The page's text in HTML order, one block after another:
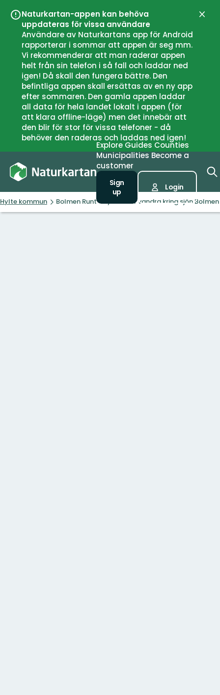
Naturkartan-appen kan behöva
uppdateras för vissa användare
Användare av Naturkartans app för Android
rapporterar i sommar att appen är seg mm.
Vi rekommenderar att man raderar appen
helt från sin telefon i så fall och laddar ned
igen! Då skall den fungera bättre. Den
befintliga appen skall ersättas av en ny app
efter sommaren. Den gamla appen laddar
all data för hela landet lokalt i appen (för
att klara offline-läge) men det innebär att
den blir för stor för vissa telefoner - då
behöver den raderas och laddas ned igen!
Close
Explore Guides Counties
Municipalities Become a
customer
Sign
up
Login
Hylte kommun Bolmen Runt - cykla eller vandra kring sjön Bolmen